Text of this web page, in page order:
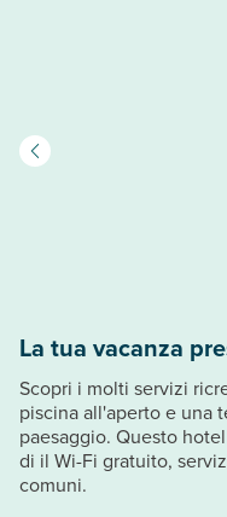
La tua vacanza
Scopri i molti servizi
piscina all'aperto e una
paesaggio. Questo
di il Wi-Fi gratuito,
comuni.